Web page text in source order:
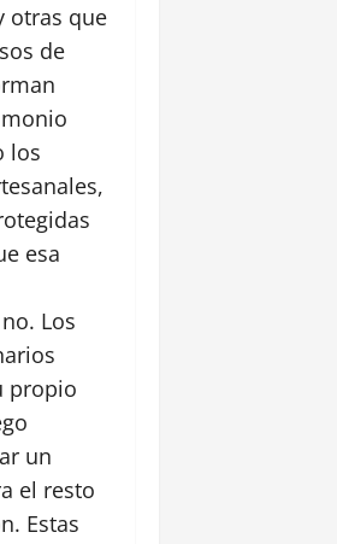
otras que
de
los
esa
Los
propio
un
el resto
Estas